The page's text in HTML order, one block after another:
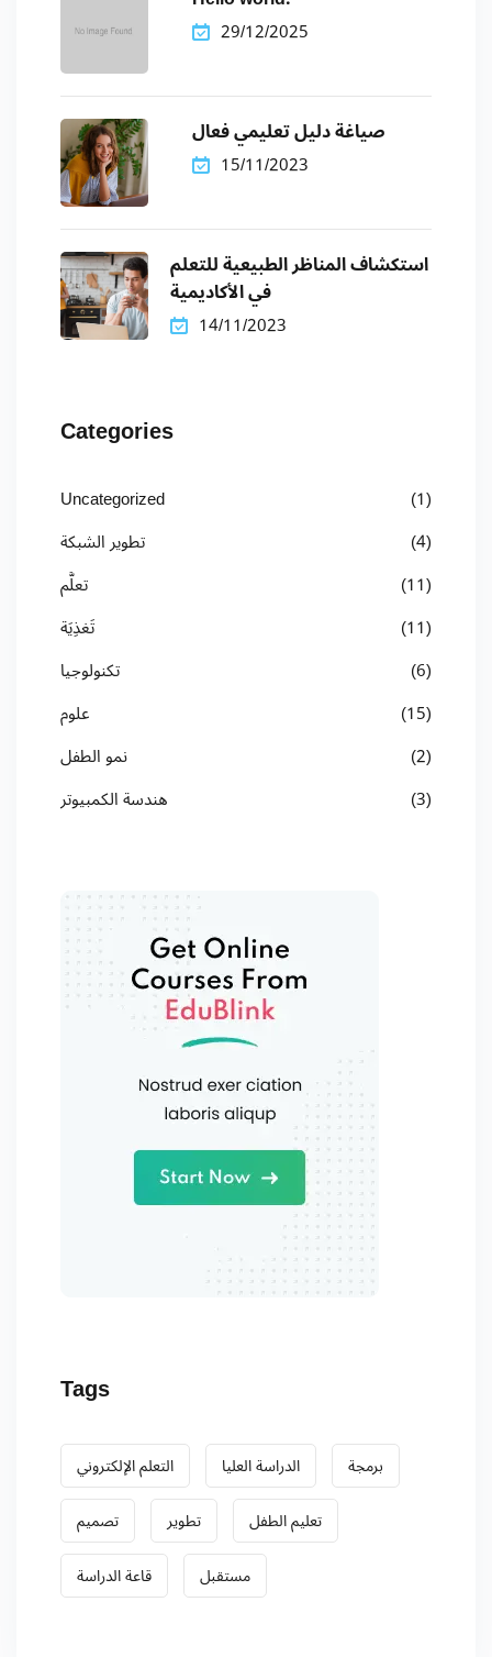
29/12/2025
صياغة دليل تعليمي فعال
15/11/2023
استكشاف المناظر الطبيعية للتعلم
في الأكاديمية
14/11/2023
Categories
Uncategorized
(1)
تطوير الشبكة
(4)
تعلُّم
(11)
تَغذِيَة
(11)
تكنولوجيا
(6)
علوم
(15)
نمو الطفل
(2)
هندسة الكمبيوتر
(3)
Tags
التعلم الإلكتروني الدراسة العليا
برمجة
تصميم
تطوير
تعليم الطفل
قاعة الدراسة
مستقبل